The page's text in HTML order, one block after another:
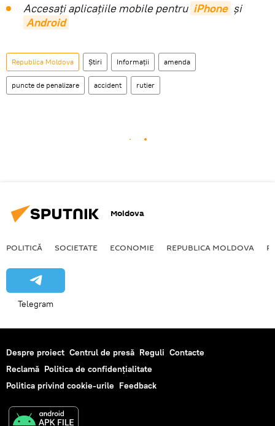
Accesaţi aplicaţiile mobile pentru iPhone și
Android
Republica Moldova Știri Informații amenda
puncte de penalizare accident rutier
Moldova
POLITICĂ SOCIETATE ECONOMIE REPUBLICA MOLDOVA
Telegram
Despre proiect Centrul de presă Reguli Contacte
Reclamă Politica de confidențialitate
Politica privind cookie-urile Feedback